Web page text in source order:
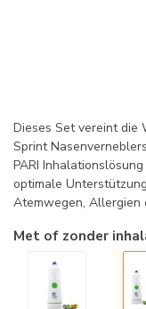
Dieses Set vereint die
Sprint
PARI
optimale
Atemwegen, Allergien
Met of zonder